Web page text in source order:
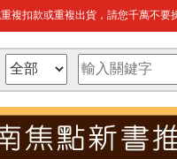
複扣款或重複出貨，請您千萬不要